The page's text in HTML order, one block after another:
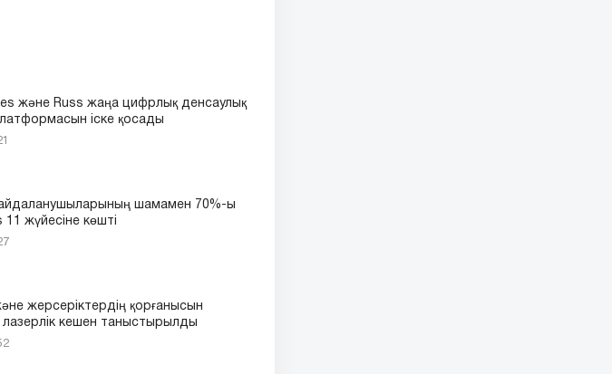
және Russ жаңа цифрлық денсаулық
іске қосады
шамамен 70%-ы
жүйесіне көшті
жерсеріктердің қорғанысын
лазерлік кешен таныстырылды